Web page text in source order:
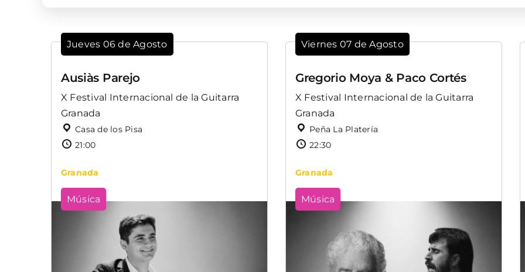
Jueves 06 de Agosto
Ausiàs Parejo
X Festival Internacional de la Guitarra
Granada
Casa de los Pisa
21:00
Granada
Música
Viernes 07 de Agosto
Gregorio Moya & Paco Cortés
X Festival Internacional de la Guitarra
Granada
Peña La Platería
22:30
Granada
Música